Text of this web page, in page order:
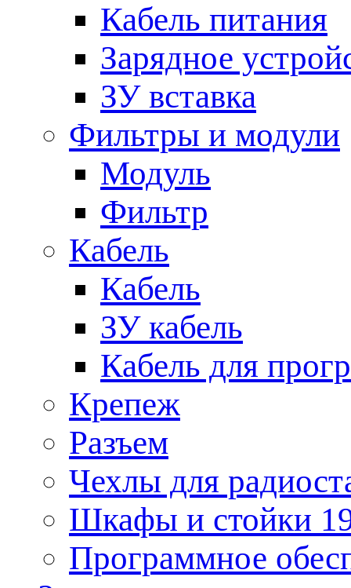
Кабель питания
Зарядное
ЗУ вставка
Фильтры и модули
Модуль
Фильтр
Кабель
Кабель
ЗУ кабель
Кабель для
Крепеж
Разъем
Чехлы для
Шкафы и стойки
Программное